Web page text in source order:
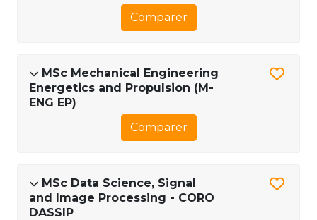
Comparer
MSc Mechanical Engineering
Energetics and Propulsion (M-
ENG EP)
Comparer
MSc Data Science, Signal
and Image Processing - CORO
DASSIP